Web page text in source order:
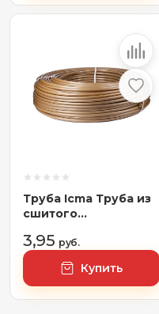
Труба Icma Труба из
сшитого
PE-XA EVOH 16х2.0
240м 88P180BS20099
3,95 руб.
Купить